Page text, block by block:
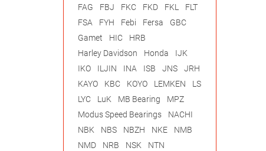
FAG
FBJ FKC FKD FKL
FLT
FSA
FYH Febi Fersa
GBC
Gamet
HIC
HRB
Harley Davidson
Honda
IJK
IKO
ILJIN INA ISB JNS
JRH
KAYO
KBC KOYO LEMKEN
LS
LYC
LuK MB Bearing
MPZ
Modus Speed Bearings
NACHI
NBK
NBS NBZH NKE
NMB
NMD
NRB NSK
NTN